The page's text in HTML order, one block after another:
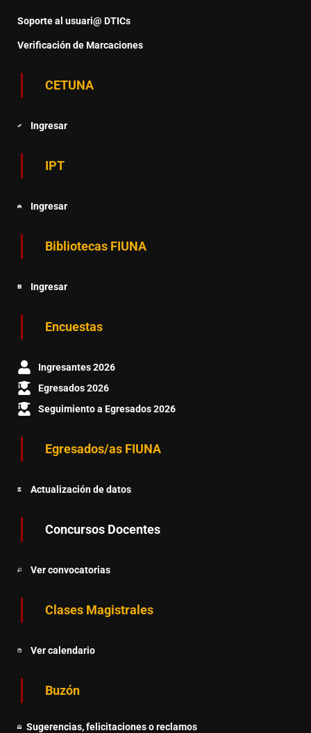
Soporte al usuari@ DTICs
Verificación de Marcaciones
CETUNA
Ingresar
IPT
Ingresar
Bibliotecas FIUNA
Ingresar
Encuestas
Ingresantes 2026
Egresados 2026
Seguimiento a Egresados 2026
Egresados/as FIUNA
Actualización de datos
Concursos Docentes
Ver convocatorias
Clases Magistrales
Ver calendario
Buzón
Sugerencias, felicitaciones o reclamos